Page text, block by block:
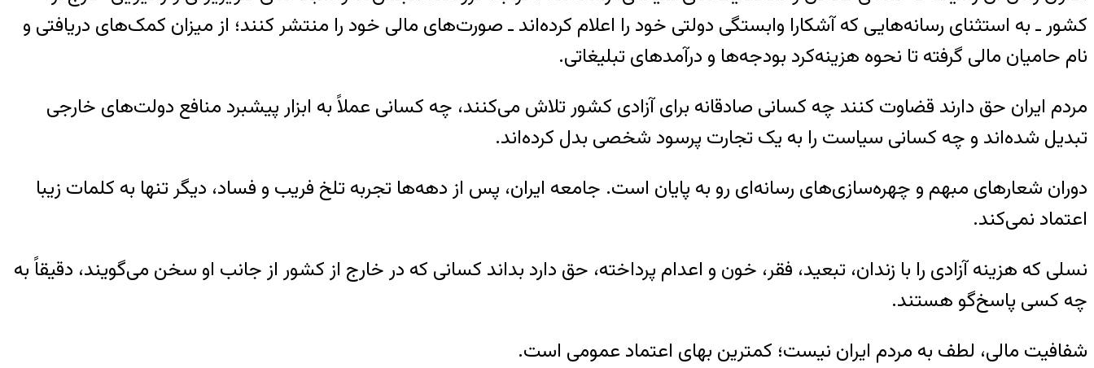
کشور ـ به استثنای رسانه‌هایی که آشکارا وابستگی دولتی خود را اعلام کرده‌اند ـ صورت‌های مالی خود را منتشر کنند؛ از میزان کمک‌های دریافتی و
نام حامیان مالی گرفته تا نحوه هزینه‌کرد بودجه‌ها و درآمدهای تبلیغاتی.
مردم ایران حق دارند قضاوت کنند چه کسانی صادقانه برای آزادی کشور تلاش می‌کنند، چه کسانی عملاً به ابزار پیشبرد منافع دولت‌های خارجی
تبدیل شده‌اند و چه کسانی سیاست را به یک تجارت پرسود شخصی بدل کرده‌اند.
دوران شعارهای مبهم و چهره‌سازی‌های رسانه‌ای رو به پایان است. جامعه ایران، پس از دهه‌ها تجربه تلخ فریب و فساد، دیگر تنها به کلمات زیبا
اعتماد نمی‌کند.
نسلی که هزینه آزادی را با زندان، تبعید، فقر، خون و اعدام پرداخته، حق دارد بداند کسانی که در خارج از کشور از جانب او سخن می‌گویند، دقیقاً به
چه کسی پاسخ‌گو هستند.
شفافیت مالی، لطف به مردم ایران نیست؛ کمترین بهای اعتماد عمومی است.